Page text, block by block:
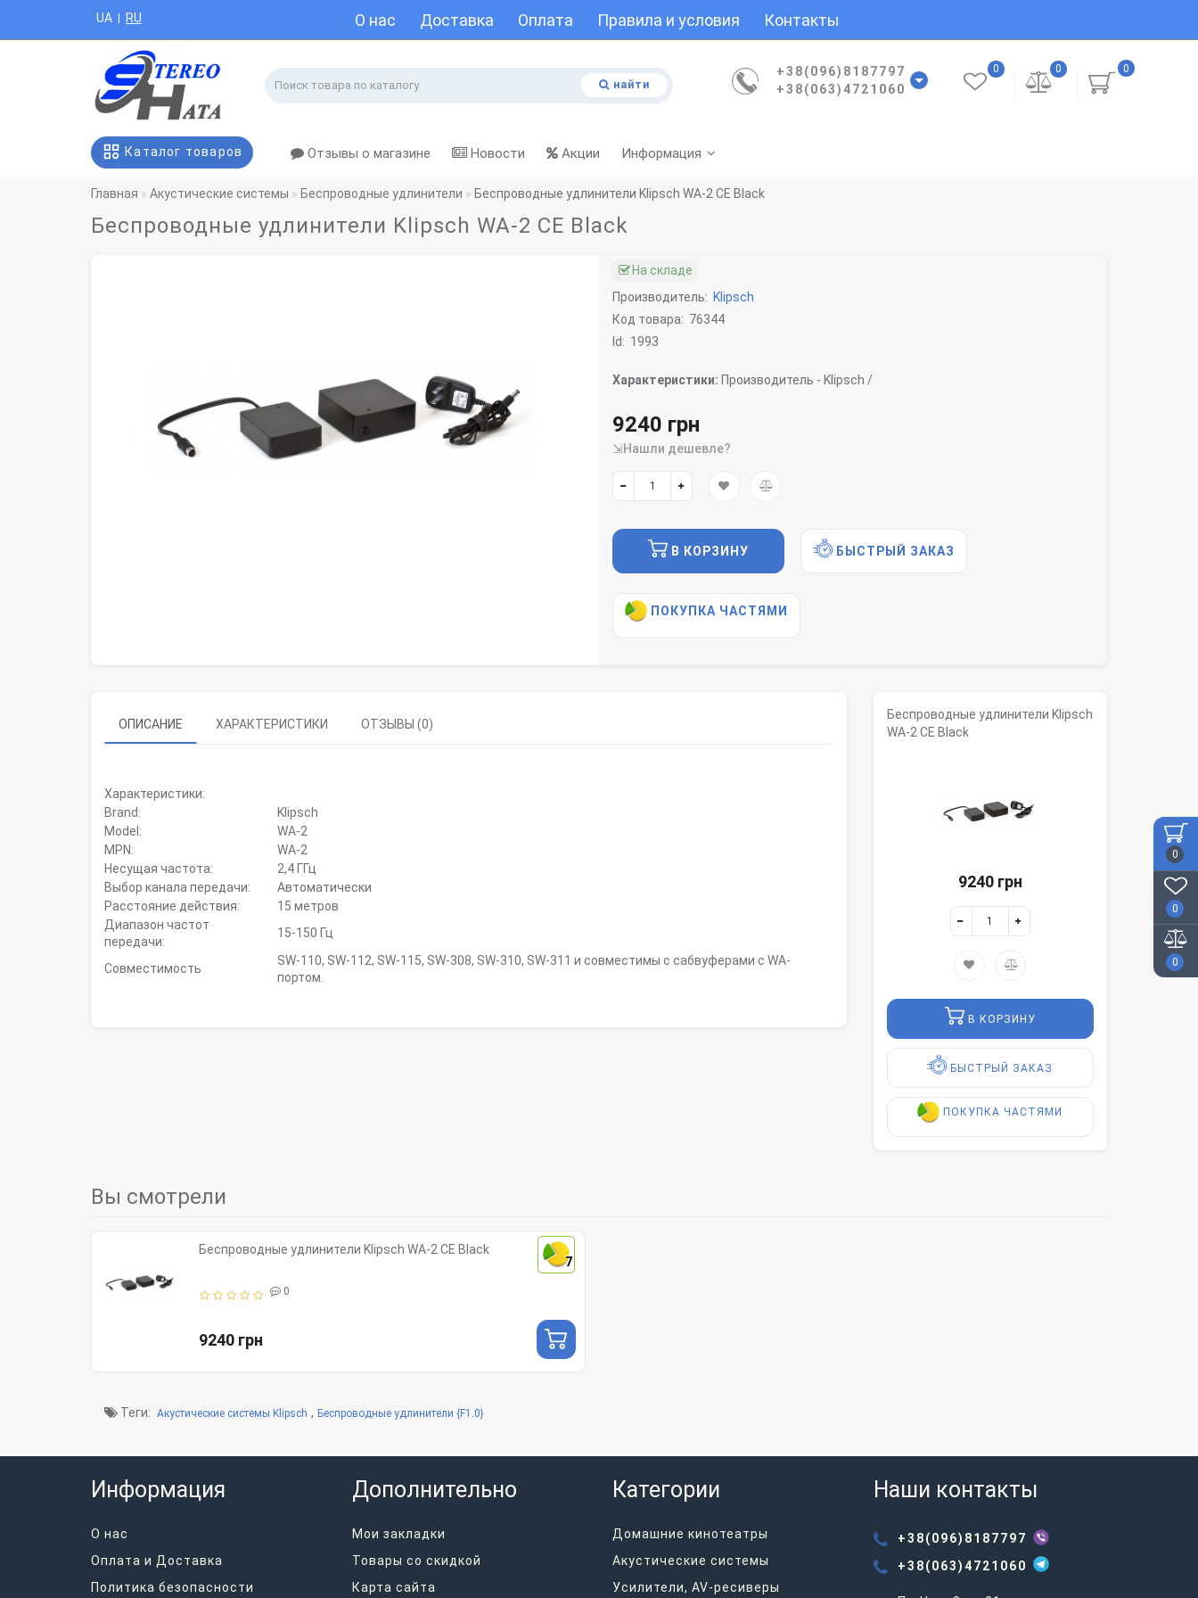
0
0
0
О нас Доставка Оплата Правила и условия Контакты
UA | RU
найти
+38(096)8187797
+38(063)4721060
0
0
0
Каталог товаров Отзывы о магазине Новости Акции Информация
Главная Акустические системы Беспроводные удлинители Беспроводные удлинители Klipsch WA-2 CE Black
Беспроводные удлинители Klipsch WA-2 CE Black
На складе
Производитель: Klipsch
Код товара: 76344
Id: 1993
Характеристики: Производитель - Klipsch /
9240 грн
⇲Нашли дешевле?
В КОРЗИНУ БЫСТРЫЙ ЗАКАЗ
ПОКУПКА ЧАСТЯМИ
ОПИСАНИЕ ХАРАКТЕРИСТИКИ ОТЗЫВЫ (0)
Характеристики:
Brand:
Klipsch
Model:
WA-2
MPN:
WA-2
Несущая частота:
2,4 ГГц
Выбор канала передачи:
Автоматически
Расстояние действия:
15 метров
Диапазон частот
передачи:
15-150 Гц
Совместимость
SW-110, SW-112, SW-115, SW-308, SW-310, SW-311 и совместимы с сабвуферами с WA-
портом.
Беспроводные удлинители Klipsch
WA-2 CE Black
9240 грн
В КОРЗИНУ
БЫСТРЫЙ ЗАКАЗ
ПОКУПКА ЧАСТЯМИ
Вы смотрели
7
Беспроводные удлинители Klipsch WA-2 CE Black
0
9240 грн
Теги: Акустические системы Klipsch , Беспроводные удлинители {F1.0}
Информация
О нас
Оплата и Доставка
Политика безопасности
Дополнительно
Мои закладки
Товары со скидкой
Карта сайта
Категории
Домашние кинотеатры
Акустические системы
Усилители, AV-ресиверы
Наши контакты
+38(096)8187797
+38(063)4721060